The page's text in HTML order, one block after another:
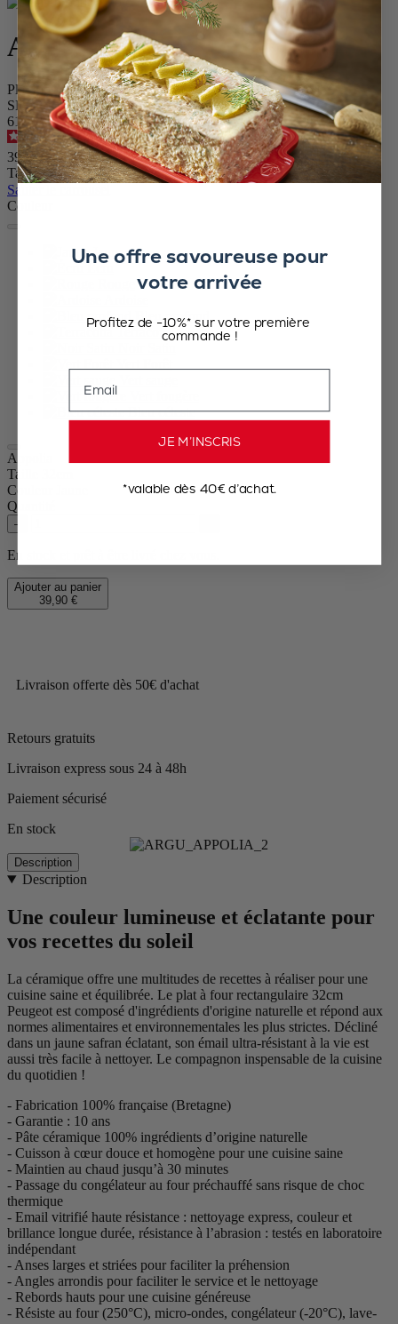
Appolia
Plat four céramique rectangle jaune safran 32 cm - 12.5in
SKU
61432
4.9/5- 371avis
39,90 €
Taille
Sauter le carrousel
Couleur
Jaune
Écru
Bleu profond
Terracotta
Bleu céleste
Appolia
Taille
Couleur
Quantité
–
En stock et prêt à être livré chez vous.
Ajouter au panier
39,90 €
Livraison offerte dès 50€ d'achat
Retours gratuits
Livraison express sous 24 à 48h
Paiement sécurisé
En stock
Description
Description
Une couleur lumineuse et éclatante pour
vos recettes du soleil
La céramique offre une multitudes de recettes à réaliser pour une
cuisine saine et équilibrée. Le plat à four rectangulaire 32cm
Peugeot est composé d'ingrédients d'origine naturelle et répond aux
normes alimentaires et environnementales les plus strictes. Décliné
dans un jaune safran éclatant, son émail ultra-résistant à la vie est
aussi très facile à nettoyer. Le compagnon inspensable de la cuisine
du quotidien !
- Fabrication 100% française (Bretagne)
- Garantie : 10 ans
- Pâte céramique 100% ingrédients d’origine naturelle
- Cuisson à cœur douce et homogène pour une cuisine saine
- Maintien au chaud jusqu’à 30 minutes
- Passage du congélateur au four préchauffé sans risque de choc
thermique
- Email vitrifié haute résistance : nettoyage express, couleur et
brillance longue durée, résistance à l’abrasion : testés en laboratoire
indépendant
- Anses larges et striées pour faciliter la préhension
- Angles arrondis pour faciliter le service et le nettoyage
- Rebords hauts pour une cuisine généreuse
- Résiste au four (250°C), micro-ondes, congélateur (-20°C), lave-
Une offre savoureuse pour
votre arrivée
Profitez de -10%* sur votre première
commande !
JE M’INSCRIS
*valable dès 40€ d’achat.